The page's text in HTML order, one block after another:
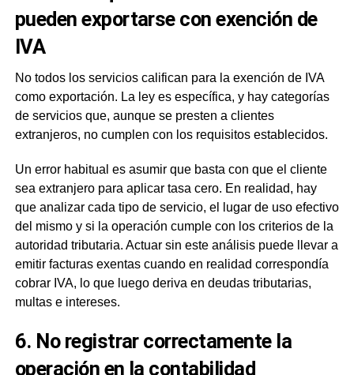
pueden exportarse con exención de
IVA
No todos los servicios califican para la exención de IVA
como exportación. La ley es específica, y hay categorías
de servicios que, aunque se presten a clientes
extranjeros, no cumplen con los requisitos establecidos.
Un error habitual es asumir que basta con que el cliente
sea extranjero para aplicar tasa cero. En realidad, hay
que analizar cada tipo de servicio, el lugar de uso efectivo
del mismo y si la operación cumple con los criterios de la
autoridad tributaria. Actuar sin este análisis puede llevar a
emitir facturas exentas cuando en realidad correspondía
cobrar IVA, lo que luego deriva en deudas tributarias,
multas e intereses.
6. No registrar correctamente la
operación en la contabilidad